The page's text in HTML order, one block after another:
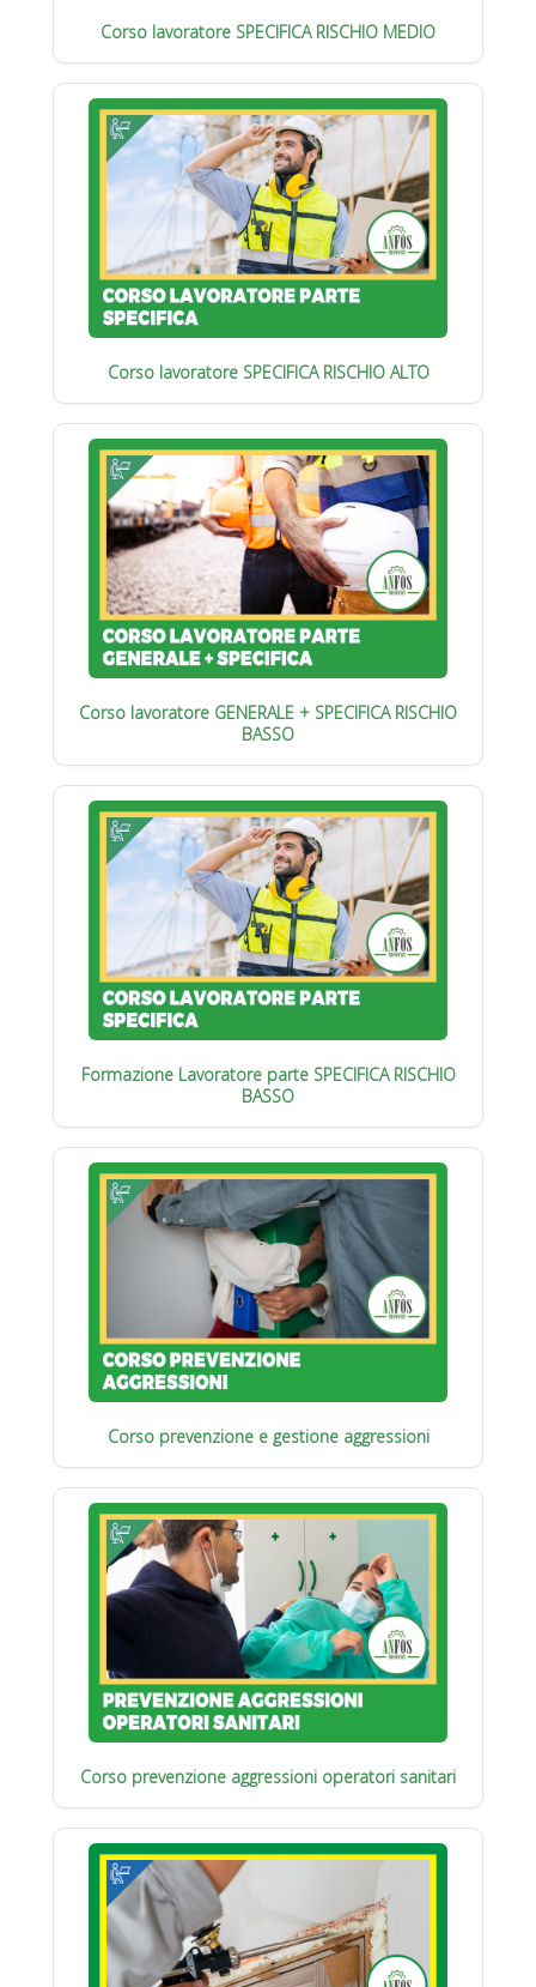
Corso lavoratore SPECIFICA RISCHIO MEDIO
Corso lavoratore SPECIFICA RISCHIO ALTO
Corso lavoratore GENERALE + SPECIFICA RISCHIO
BASSO
Formazione Lavoratore parte SPECIFICA RISCHIO
BASSO
Corso prevenzione e gestione aggressioni
Corso prevenzione aggressioni operatori sanitari